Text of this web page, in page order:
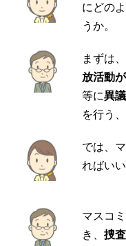
にどの
うか。
まずは
放活動
等に異
を行う
では、
ればい
マスコ
き、捜